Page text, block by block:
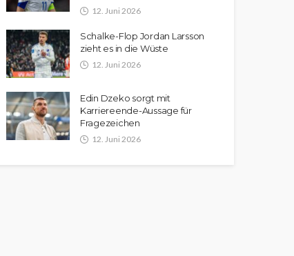
12. Juni 2026
Schalke-Flop Jordan Larsson
zieht es in die Wüste
12. Juni 2026
Edin Dzeko sorgt mit
Karriereende-Aussage für
Fragezeichen
12. Juni 2026